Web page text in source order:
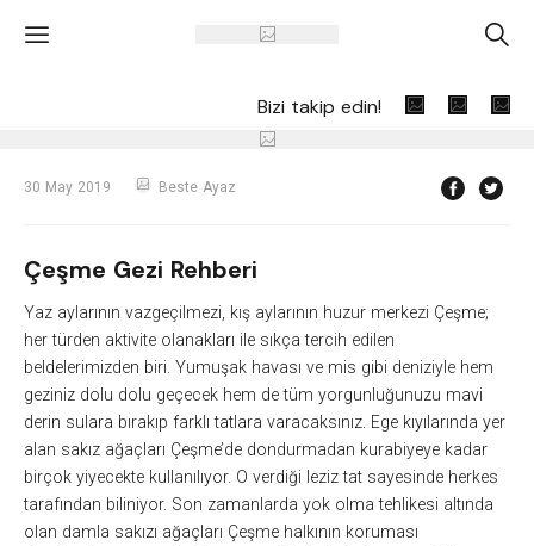
' A
Bizi takip edin!
30 May 2019 Beste Ayaz
Çeşme Gezi Rehberi
Yaz aylarının vazgeçilmezi, kış aylarının huzur merkezi Çeşme;
her türden aktivite olanakları ile sıkça tercih edilen
beldelerimizden biri. Yumuşak havası ve mis gibi deniziyle hem
geziniz dolu dolu geçecek hem de tüm yorgunluğunuzu mavi
derin sulara bırakıp farklı tatlara varacaksınız. Ege kıyılarında yer
alan sakız ağaçları Çeşme’de dondurmadan kurabiyeye kadar
birçok yiyecekte kullanılıyor. O verdiği leziz tat sayesinde herkes
tarafından biliniyor. Son zamanlarda yok olma tehlikesi altında
olan damla sakızı ağaçları Çeşme halkının koruması